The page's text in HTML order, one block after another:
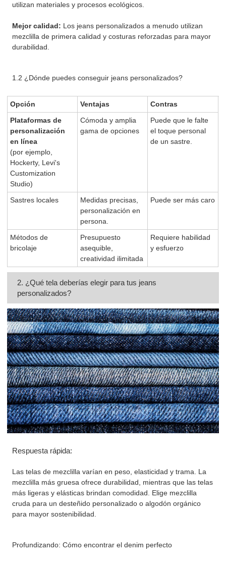
utilizan materiales y procesos ecológicos.
Mejor calidad: Los jeans personalizados a menudo utilizan
mezclilla de primera calidad y costuras reforzadas para mayor
durabilidad.
1.2 ¿Dónde puedes conseguir jeans personalizados?
Opción Ventajas
Contras
Plataformas de
personalización
en línea
(por ejemplo,
Hockerty, Levi's
Customization
Studio)
Cómoda y amplia
gama de opciones
Puede que le falte
el toque personal
de un sastre.
Sastres locales
Medidas precisas,
personalización en
persona.
Puede ser más caro
Métodos de
bricolaje
Presupuesto
asequible,
creatividad ilimitada
Requiere habilidad
y esfuerzo
2. ¿Qué tela deberías elegir para tus jeans
personalizados?
Respuesta rápida:
Las telas de mezclilla varían en peso, elasticidad y trama. La
mezclilla más gruesa ofrece durabilidad, mientras que las telas
más ligeras y elásticas brindan comodidad. Elige mezclilla
cruda para un desteñido personalizado o algodón orgánico
para mayor sostenibilidad.
Profundizando: Cómo encontrar el denim perfecto